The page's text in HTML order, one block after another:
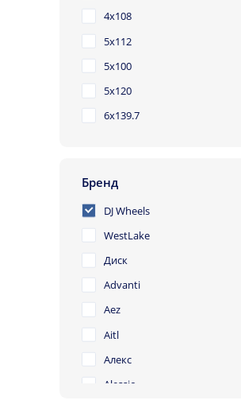
4x108
5x112
5x100
5x120
6x139.7
Бренд
WestLake
Диск
Advanti
Aez
Aitl
Алекс
Alessio
DJ Wheels